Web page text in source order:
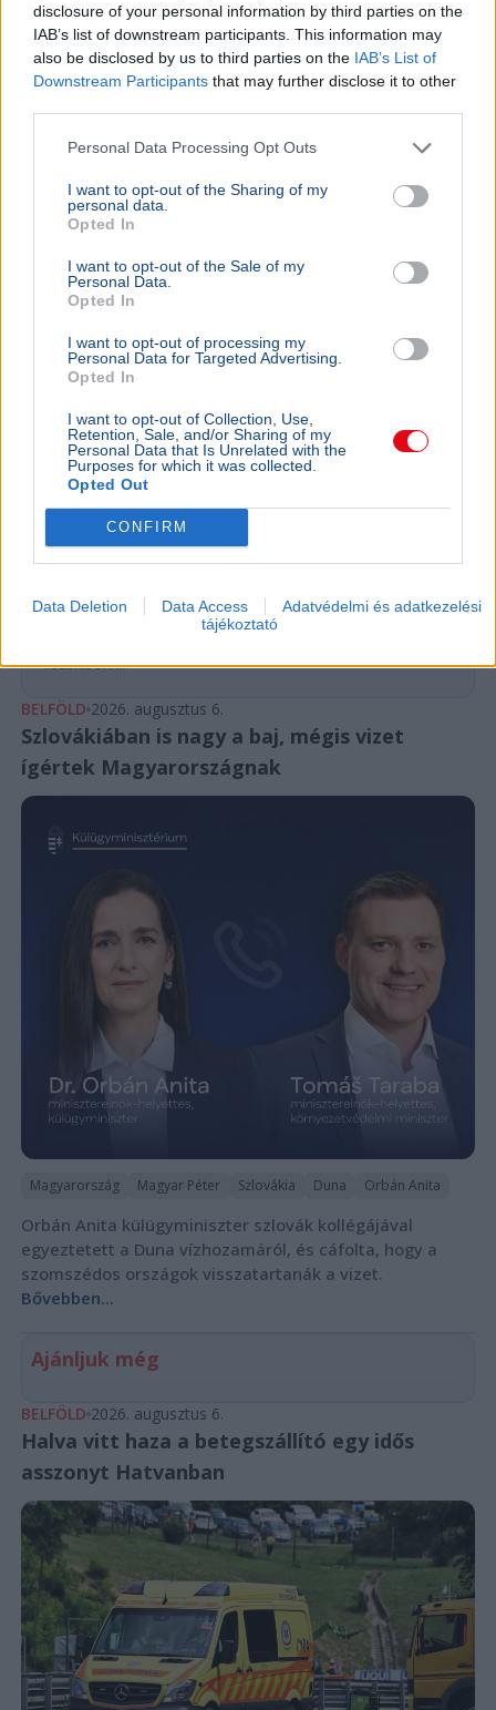
disclosure of your personal information by third parties on the
IAB’s list of downstream participants. This information may
also be disclosed by us to third parties on the IAB’s List of
Downstream Participants that may further disclose it to other
Personal Data Processing Opt Outs
I want to opt-out of the Sharing of my
personal data.
Opted In
I want to opt-out of the Sale of my
Personal Data.
Opted In
I want to opt-out of processing my
Personal Data for Targeted Advertising.
Opted In
I want to opt-out of Collection, Use,
Retention, Sale, and/or Sharing of my
Personal Data that Is Unrelated with the
Purposes for which it was collected.
Opted Out
CONFIRM
Data Deletion Data Access
Adatvédelmi és adatkezelési
tájékoztató
Gyurcsány Ferenc Facebook-bejegyzésében arról írt,
hogy a forradalom után a nép megszerzett jogait az új
hatalom sem vonhatja vissza.Bővebben...
Rezsicsökkentés
BELFÖLD
Összeomlás szélén a víziközmű-rendszer:
A teljes éves bevételt a csövek
cseréjére kellene költeni
A magyar víziközmű-hálózat közel 80 százaléka
kritikus állapotban van, a csőtörések száma
rezsicsökk...
kegyelmi
BELFÖLD 2026. augusztus 6.
Szlovákiában is nagy a baj, mégis vizet
ígértek Magyarországnak
Magyarország Magyar Péter Szlovákia Duna Orbán Anita
Orbán Anita külügyminiszter szlovák kollégájával
egyeztetett a Duna vízhozamáról, és cáfolta, hogy a
szomszédos országok visszatartanák a vizet.
Bővebben...
Ajánljuk még
BELFÖLD 2026. augusztus 6.
Halva vitt haza a betegszállító egy idős
asszonyt Hatvanban